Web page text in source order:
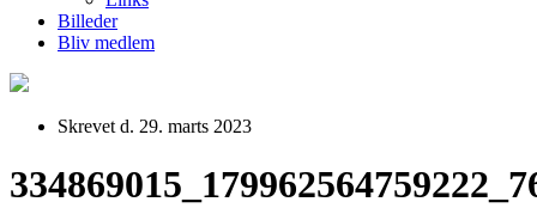
Billeder
Bliv medlem
Skrevet d. 29. marts 2023